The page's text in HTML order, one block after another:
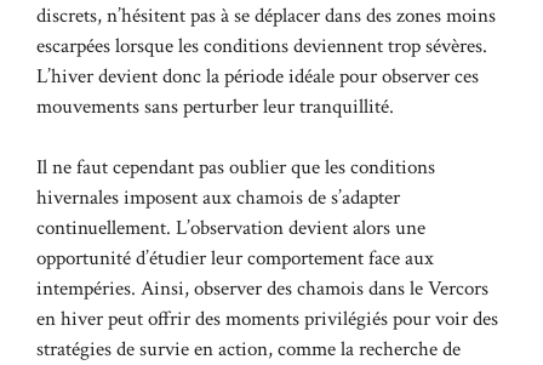
discrets, n’hésitent pas à se déplacer dans des zones moins
escarpées lorsque les conditions deviennent trop sévères.
L’hiver devient donc la période idéale pour observer ces
mouvements sans perturber leur tranquillité.
Il ne faut cependant pas oublier que les conditions
hivernales imposent aux chamois de s’adapter
continuellement. L’observation devient alors une
opportunité d’étudier leur comportement face aux
intempéries. Ainsi, observer des chamois dans le Vercors
en hiver peut offrir des moments privilégiés pour voir des
stratégies de survie en action, comme la recherche de